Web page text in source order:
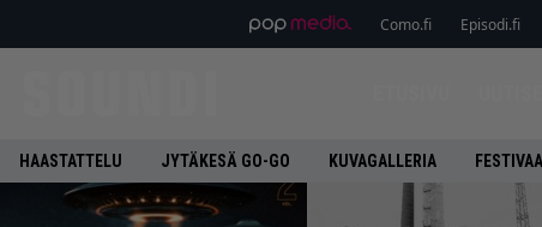
Como.fi Episodi.fi
HAASTATTELU JYTÄKESÄ GO-GO KUVAGALLERIA